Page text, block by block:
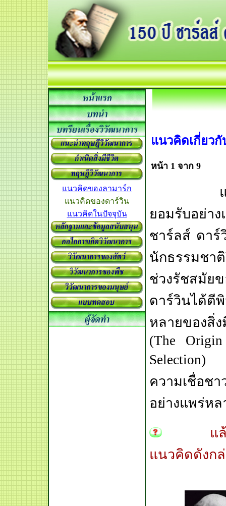
แนวคิดของลามาร์ก
แนวคิดของดาร์วิน
แนวคิดในปัจจุบัน
แนวคิดเกี่ยว
หน้า 1 จาก 9
แนวคิดเ
ยอมรับอย่า
ชาร์ลส์ ดาร์
นักธรรมชา
ช่วงรัชสมัย
ดาร์วินได้ตี
หลายของสิ่
(The
Selection)
ความเชื่อช
อย่างแพร่หล
แล้วแน
แนวคิดดังก